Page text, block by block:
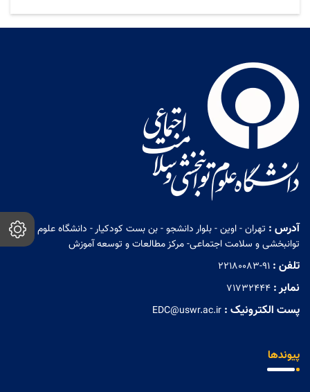
آدرس : تهران - اوین - بلوار دانشجو - بن بست کودکیار - دانشگاه علوم
توانبخشی و سلامت اجتماعی- مرکز مطالعات و توسعه آموزش
تلفن : 22180083-91
نمابر : 71732444
پست الکترونیک : EDC@uswr.ac.ir
پیوندها